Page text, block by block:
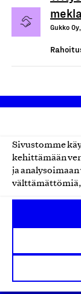
Sivustomme
kehittämään
ja
Gukko
Olemme
Jäseninämme
edistämään